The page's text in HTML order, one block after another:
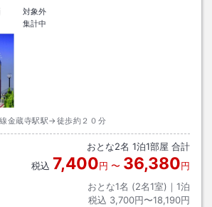
対象外
集計中
線金蔵寺駅駅→徒歩約２０分
おとな2名 1泊1部屋 合計
税込 7,400円 〜 36,380円
おとな1名 (2名1室)｜ 1泊
税込 3,700円〜18,190円